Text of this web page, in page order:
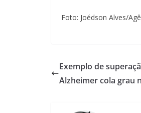
Foto: Joédson Alves/
Exemplo de
Alzheimer cola grau